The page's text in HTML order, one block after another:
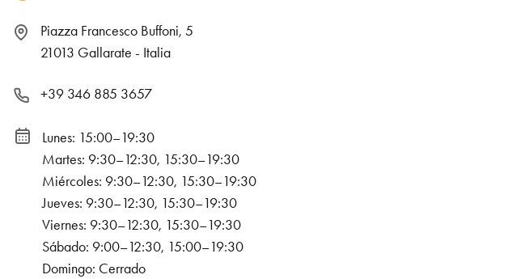
Piazza Francesco Buffoni, 5
21013 Gallarate - Italia
+39 346 885 3657
Lunes: 15:00–19:30
Martes: 9:30–12:30, 15:30–19:30
Miércoles: 9:30–12:30, 15:30–19:30
Jueves: 9:30–12:30, 15:30–19:30
Viernes: 9:30–12:30, 15:30–19:30
Sábado: 9:00–12:30, 15:00–19:30
Domingo: Cerrado